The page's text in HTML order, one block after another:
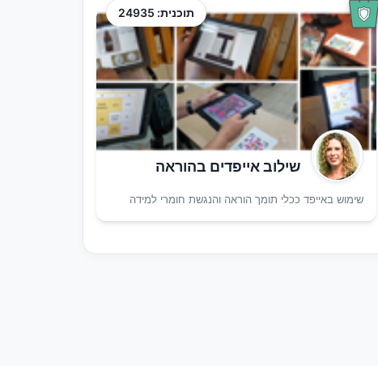
תוכנית: 24935
שילוב אייפדים בהוראה
שימוש באייפד ככלי תומך הוראה והנגשת חומרי למידה